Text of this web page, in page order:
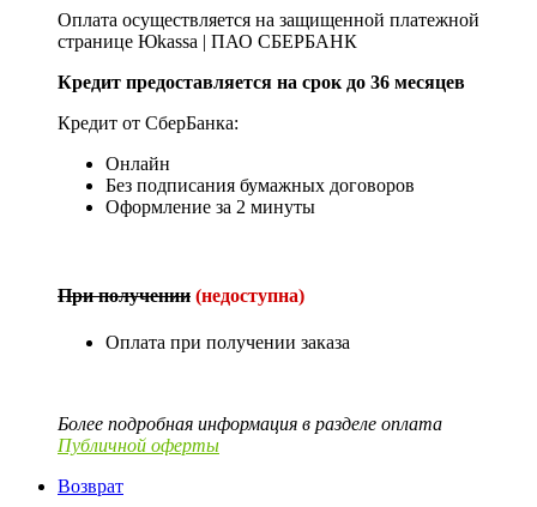
Оплата осуществляется на защищенной платежной
странице Юkassa | ПАО СБЕРБАНК
Кредит предоставляется на срок до 36 месяцев
Кредит от СберБанка:
Онлайн
Без подписания бумажных договоров
Оформление за 2 минуты
При получении (недоступна)
Оплата при получении заказа
Более подробная информация в разделе оплата
Публичной оферты
Возврат